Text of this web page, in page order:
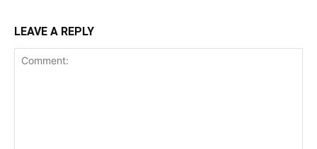
LEAVE A REPLY